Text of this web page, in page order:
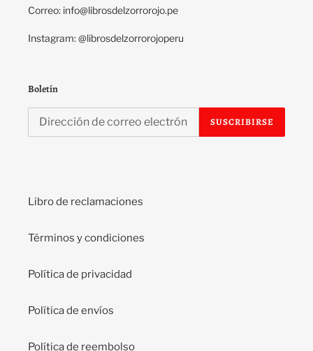
Correo: info@librosdelzorrorojo.pe
Instagram: @librosdelzorrorojoperu
Boletín
SUSCRIBIRSE
Libro de reclamaciones
Términos y condiciones
Política de privacidad
Política de envíos
Política de reembolso